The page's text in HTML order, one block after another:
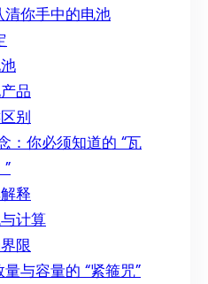
你手中的电池
品
别
：你必须知道的 “瓦
释
计算
限
与容量的 “紧箍咒”